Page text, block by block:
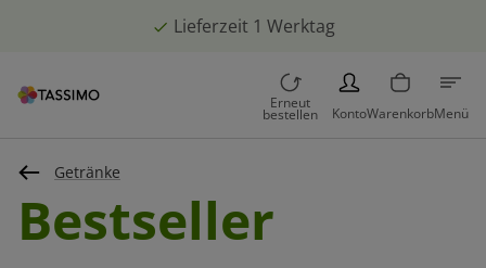
Lieferzeit 1 Werktag
Erneut
bestellen
PERSON
KontoWarenkorbMenü
Getränke
Bestseller